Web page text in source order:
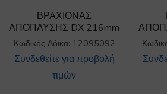
ΒΡΑΧΙΟΝΑΣ
ΑΠΟΠΛΥΣΗΣ DX 216mm
Κωδικός Δόικα: 12095092
Συνδεθείτε για προβολή
τιμών